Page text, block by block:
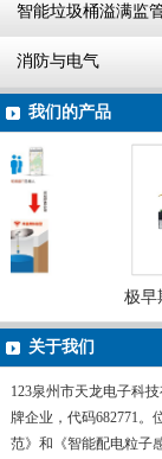
智能垃圾桶溢满监
消防与电气
我们的产品
极早
关于我们
123泉州市天龙电子科
牌企业，代码682771。
范》和《智能配电粒子